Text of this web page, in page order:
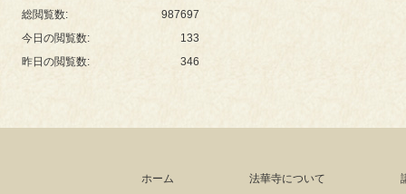
987697
総閲覧数:
133
今日の閲覧数:
346
昨日の閲覧数:
ホーム
法華寺について